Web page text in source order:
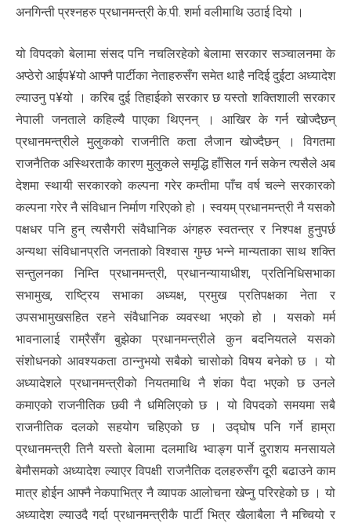
अनगिन्ती प्रश्नहरु प्रधानमन्त्री के.पी. शर्मा वलीमाथि उठाई दियो ।
यो विपदको बेलामा संसद पनि नचलिरहेको बेलामा सरकार सञ्चालनमा के
अप्ठेरो आईप¥यो आफ्नै पार्टीका नेताहरुसँग समेत थाहै नदिई दुईटा अध्यादेश
ल्याउनु प¥यो । करिब दुई तिहाईको सरकार छ यस्तो शक्तिशाली सरकार
नेपाली जनताले कहिल्यै पाएका थिएनन् । आखिर के गर्न खोज्दैछन्
प्रधानमन्त्रीले मुलुकको राजनीति कता लैजान खोज्दैछन् । विगतमा
राजनैतिक अस्थिरताकै कारण मुलुकले समृद्धि हाँसिल गर्न सकेन त्यसैले अब
देशमा स्थायी सरकारको कल्पना गरेर कम्तीमा पाँच वर्ष चल्ने सरकारको
कल्पना गरेर नै संविधान निर्माण गरिएको हो । स्वयम् प्रधानमन्त्री नै यसकोे
पक्षधर पनि हुन् त्यसैगरी संवैधानिक अंगहरु स्वतन्त्र र निश्पक्ष हुनुपर्छ
अन्यथा संविधानप्रति जनताको विश्वास गुम्छ भन्ने मान्यताका साथ शक्ति
सन्तुलनका निम्ति प्रधानमन्त्री, प्रधानन्यायाधीश, प्रतिनिधिसभाका
सभामुख, राष्ट्रिय सभाका अध्यक्ष, प्रमुख प्रतिपक्षका नेता र
उपसभामुखसहित रहने संवैधानिक व्यवस्था भएको हो । यसको मर्म
भावनालाई राम्रैसँग बुझेका प्रधानमन्त्रीले कुन बदनियतले यसको
संशोधनको आवश्यकता ठान्नुभयो सबैको चासोको विषय बनेको छ । यो
अध्यादेशले प्रधानमन्त्रीको नियतमाथि नै शंका पैदा भएको छ उनले
कमाएको राजनीतिक छवी नै धमिलिएको छ । यो विपदको समयमा सबै
राजनीतिक दलको सहयोग चहिएको छ । उद्घोष पनि गर्ने हाम्रा
प्रधानमन्त्री तिनै यस्तो बेलामा दलमाथि भ्वाङ्ग पार्ने दुराशय मनसायले
बेमौसमको अध्यादेश ल्याएर विपक्षी राजनैतिक दलहरुसँग दूरी बढाउने काम
मात्र होईन आफ्नै नेकपाभित्र नै व्यापक आलोचना खेप्नु परिरहेको छ । यो
अध्यादेश ल्याउदै गर्दा प्रधानमन्त्रीकै पार्टी भित्र खैलाबैला नै मच्चियो र